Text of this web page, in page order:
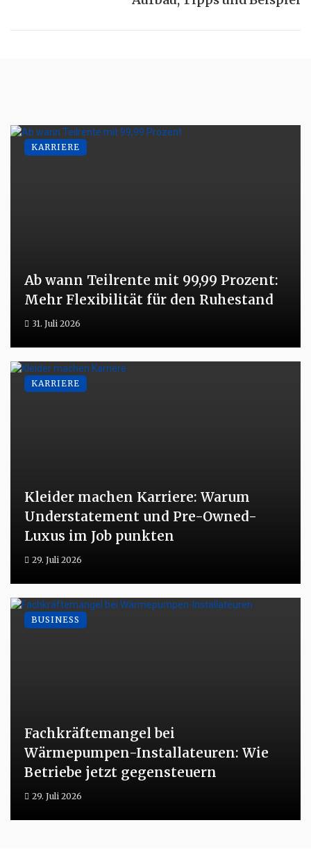
Ab wann Teilrente mit 99,99 Prozent:
Mehr Flexibilität für den Ruhestand
31. Juli 2026
KARRIERE
Kleider machen Karriere: Warum
Understatement und Pre-Owned-
Luxus im Job punkten
29. Juli 2026
KARRIERE
Fachkräftemangel bei
Wärmepumpen-Installateuren: Wie
Betriebe jetzt gegensteuern
29. Juli 2026
BUSINESS